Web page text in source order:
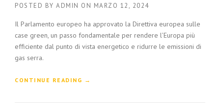
POSTED BY ADMIN ON MARZO 12, 2024
Il Parlamento europeo ha approvato la Direttiva europea sulle
case green, un passo fondamentale per rendere l’Europa più
efficiente dal punto di vista energetico e ridurre le emissioni di
gas serra.
CONTINUE READING →